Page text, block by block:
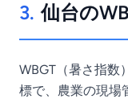
3. 仙台の
WBGT（暑さ指数
標で、農業の現場